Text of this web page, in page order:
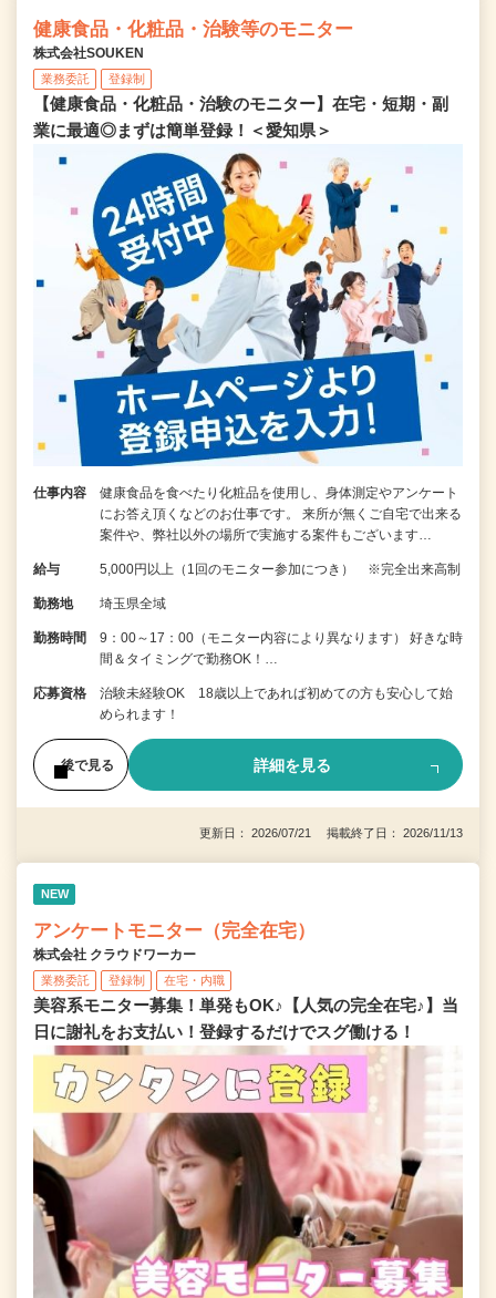
健康食品・化粧品・治験等のモニター
株式会社SOUKEN
業務委託 登録制
【健康食品・化粧品・治験のモニター】在宅・短期・副
業に最適◎まずは簡単登録！＜愛知県＞
仕事内容
健康食品を食べたり化粧品を使用し、身体測定やアンケート
にお答え頂くなどのお仕事です。 来所が無くご自宅で出来る
案件や、弊社以外の場所で実施する案件もございます…
給与 5,000円以上（1回のモニター参加につき） ※完全出来高制
勤務地 埼玉県全域
勤務時間
9：00～17：00（モニター内容により異なります） 好きな時
間＆タイミングで勤務OK！…
応募資格
治験未経験OK 18歳以上であれば初めての方も安心して始
められます！
後で見る 詳細を見る
更新日： 2026/07/21 掲載終了日： 2026/11/13
NEW
アンケートモニター（完全在宅）
株式会社 クラウドワーカー
業務委託 登録制 在宅・内職
美容系モニター募集！単発もOK♪【人気の完全在宅♪】当
日に謝礼をお支払い！登録するだけでスグ働ける！